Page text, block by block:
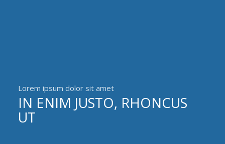
Lorem ipsum dolor sit amet
IN ENIM JUSTO, RHONCUS
UT